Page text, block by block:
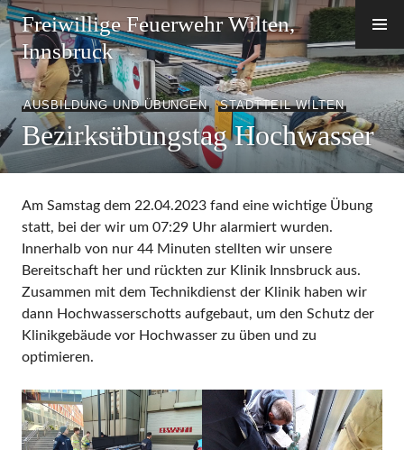
Zum
Inhalt
springen
Freiwillige Feuerwehr Wilten,
Innsbruck
AUSBILDUNG UND ÜBUNGEN,STADTTEIL WILTEN
Bezirksübungstag Hochwasser
Am Samstag dem 22.04.2023 fand eine wichtige Übung
statt, bei der wir um 07:29 Uhr alarmiert wurden.
Innerhalb von nur 44 Minuten stellten wir unsere
Bereitschaft her und rückten zur Klinik Innsbruck aus.
Zusammen mit dem Technikdienst der Klinik haben wir
dann Hochwasserschotts aufgebaut, um den Schutz der
Klinikgebäude vor Hochwasser zu üben und zu
optimieren.